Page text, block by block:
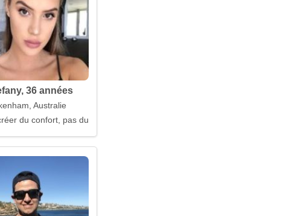
36 années
Australie
du confort, pas du drame